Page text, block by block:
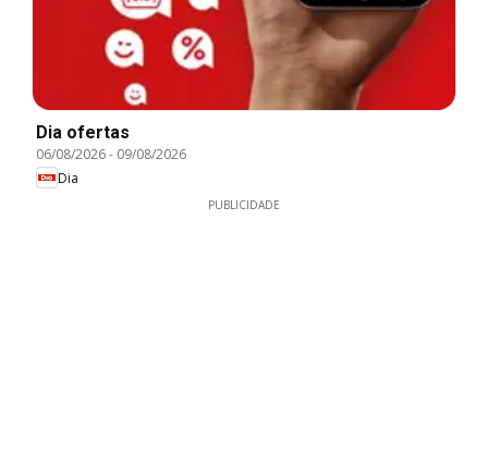
Dia ofertas
06/08/2026- 09/08/2026
Dia
PUBLICIDADE